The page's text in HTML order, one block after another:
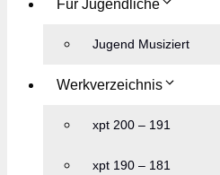
Für Jugendliche
Jugend Musiziert
Werkverzeichnis
xpt 200 – 191
xpt 190 – 181